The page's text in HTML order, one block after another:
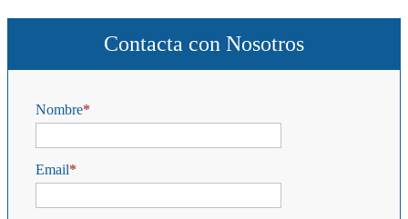
Contacta con Nosotros
Nombre
Email